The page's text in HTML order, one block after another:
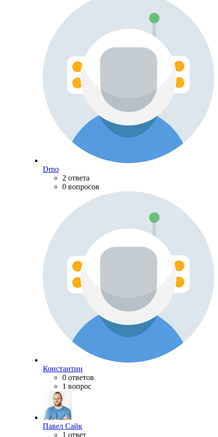
Drno
2 ответа
0 вопросов
Константин
0 ответов
1 вопрос
Павел Сайк
1 ответ